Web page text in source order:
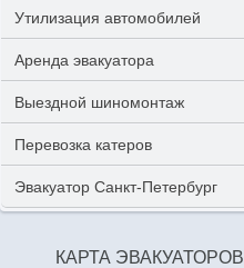
Утилизация автомобилей
Аренда эвакуатора
Выездной шиномонтаж
Перевозка катеров
Эвакуатор Санкт-Петербург
КАРТА ЭВАКУАТОРОВ